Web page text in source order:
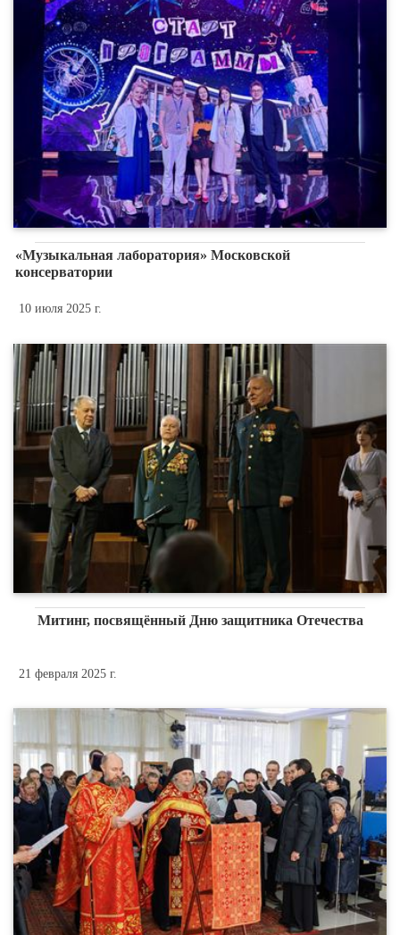
«Музыкальная лаборатория» Московской
консерватории
10 июля 2025 г.
Митинг, посвящённый Дню защитника Отечества
21 февраля 2025 г.